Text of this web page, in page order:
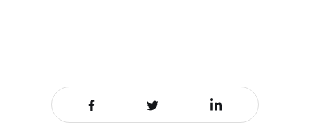
Share it on FacebookShare it on TwitterShare it on LinkedIn